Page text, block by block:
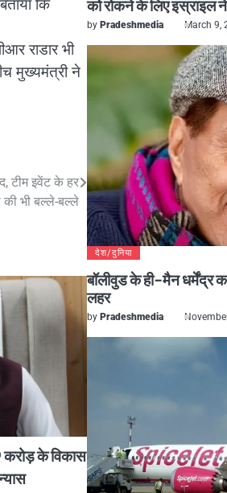
कि
राडार भी
मुख्यमंत्री ने
टीम इवेंट के हर
की भी बल्‍ले-बल्‍ले
के विकास
को रोकने के लिए इस्राइल ने
by Pradeshmedia March 9,
देश/दुनिया
बॉलीवुड के ही-मैन धर्मेंद्र
लहर
by Pradeshmedia